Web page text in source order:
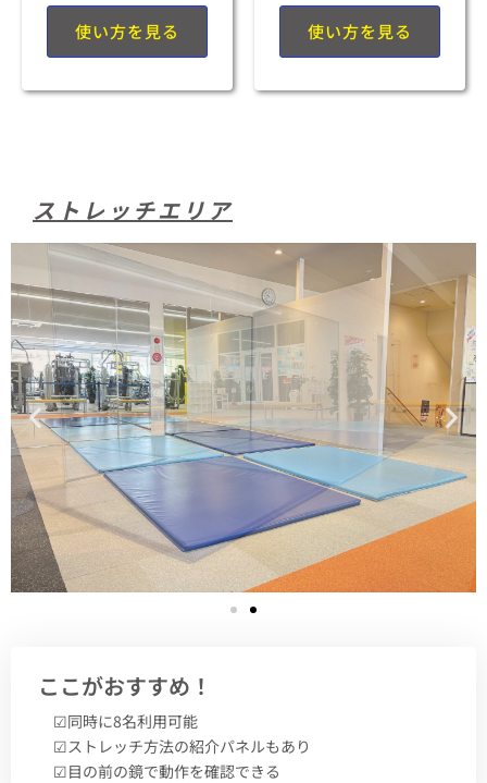
使い方を見る 使い方を見る
ストレッチエリア
ここがおすすめ！
☑︎同時に8名利用可能
☑︎ストレッチ方法の紹介パネルもあり
☑︎目の前の鏡で動作を確認できる